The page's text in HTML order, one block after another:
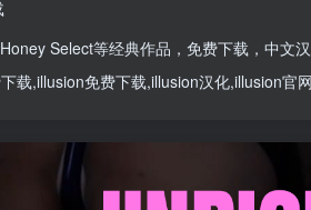
Honey Select等经典作品，免费下载，中文
载,illusion免费下载,illusion汉化,illusion官